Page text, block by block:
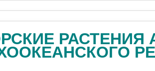
РАСТЕНИЯ